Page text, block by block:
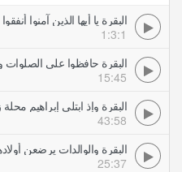
1:3:1
15:45
43:58
25:37